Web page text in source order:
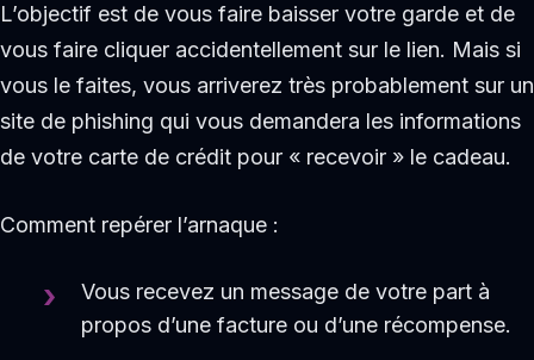
L’objectif est de vous faire baisser votre garde et de
vous faire cliquer accidentellement sur le lien. Mais si
vous le faites, vous arriverez très probablement sur un
site de phishing qui vous demandera les informations
de votre carte de crédit pour « recevoir » le cadeau.
Comment repérer l’arnaque :
Vous recevez un message de votre part à
propos d’une facture ou d’une récompense.